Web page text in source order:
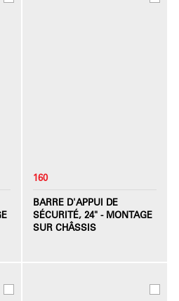
160
BARRE D'APPUI DE
SÉCURITÉ, 24" - MONTAGE
SUR CHÂSSIS